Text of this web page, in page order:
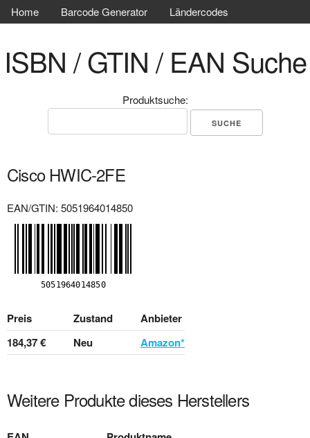
Home Barcode Generator Ländercodes
ISBN / GTIN / EAN Suche
Produktsuche:
Cisco HWIC-2FE
EAN/GTIN: 5051964014850
Preis Zustand
Anbieter
184,37 €
Neu Amazon*
Weitere Produkte dieses Herstellers